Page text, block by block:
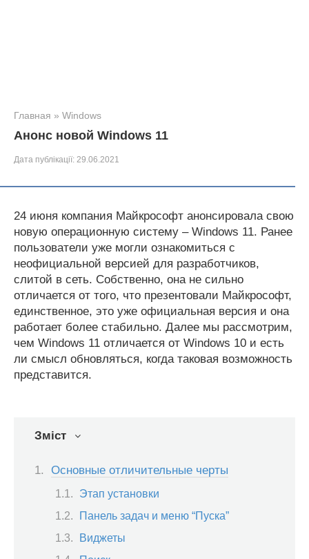
Главная » Windows
Анонс новой Windows 11
Дата публікації: 29.06.2021
24 июня компания Майкрософт анонсировала свою
новую операционную систему – Windows 11. Ранее
пользователи уже могли ознакомиться с
неофициальной версией для разработчиков,
слитой в сеть. Собственно, она не сильно
отличается от того, что презентовали Майкрософт,
единственное, это уже официальная версия и она
работает более стабильно. Далее мы рассмотрим,
чем Windows 11 отличается от Windows 10 и есть
ли смысл обновляться, когда таковая возможность
представится.
Зміст
Основные отличительные черты
Этап установки
Панель задач и меню “Пуска”
Виджеты